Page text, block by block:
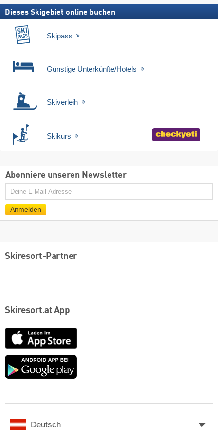
Dieses Skigebiet online buchen
Skipass
Günstige Unterkünfte/Hotels
Skiverleih
Skikurs
Abonniere unseren Newsletter
E-
Anmelden
Skiresort-Partner
Skiresort.at App
App
Store
Google
Deutsch